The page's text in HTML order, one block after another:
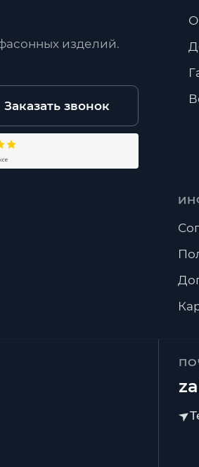
изделий.
Заказать звонок